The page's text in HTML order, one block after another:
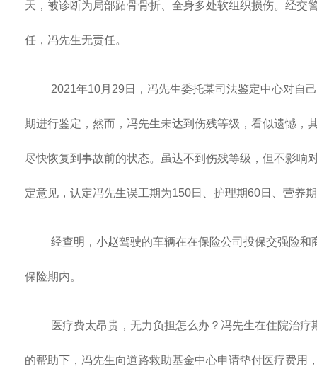
天，被诊断为局部跖骨骨折、全身多处软组织损伤。经交
任，冯先生无责任。
2021年10月29日，冯先生委托某司法鉴定中心对自
期进行鉴定，然而，冯先生未达到伤残等级，看似遗憾，
尽快恢复到事故前的状态。虽达不到伤残等级，但不影响
定意见，认定冯先生误工期为150日、护理期60日、营养
经查明，小赵驾驶的车辆在在保险公司投保交强险
保险期内。
医疗费太昂贵，无力负担怎么办？冯先生在住院治
的帮助下，冯先生向道路救助基金中心申请垫付医疗费用